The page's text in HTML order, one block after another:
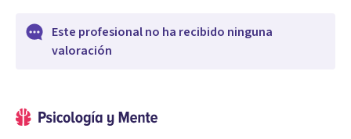
Este profesional no ha recibido ninguna
valoración